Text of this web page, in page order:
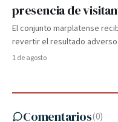
presencia de
El conjunto marplatense
revertir el resultado
1 de agosto
Comentarios(0)